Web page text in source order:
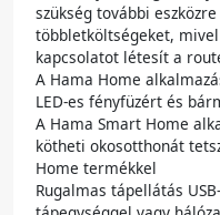
szükség további
többletköltségeket,
kapcsolatot létesít a
A Hama Home
LED-es fényfüzért és
A Hama Smart Home
kötheti okosotthonát
Home termékkel
Rugalmas tápellátás